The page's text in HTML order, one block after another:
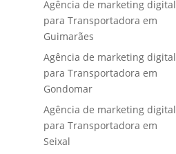
Agência de marketing digital
para Transportadora em
Guimarães
Agência de marketing digital
para Transportadora em
Gondomar
Agência de marketing digital
para Transportadora em
Seixal